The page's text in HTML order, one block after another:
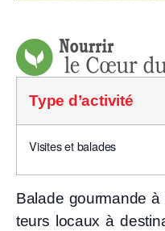
Type d’ac­ti­vi­té
Visites et balades
Balade gour­mande
teurs locaux à